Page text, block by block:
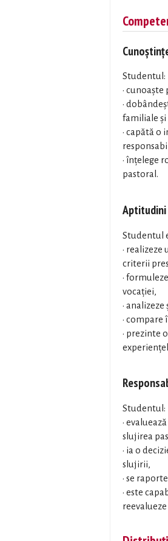
Studentul:
•
•
familiale
• capătă o
• înțelege
pastoral.
Aptitudini
Studentul
•
criterii
•
vocației,
•
•
• prezinte
Studentul:
•
slujirea
• ia o
slujirii,
• se
• este